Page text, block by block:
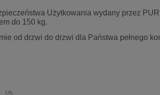
Użytkowania wydany przez
do 150 kg.
od drzwi do drzwi dla Państwa pełnego